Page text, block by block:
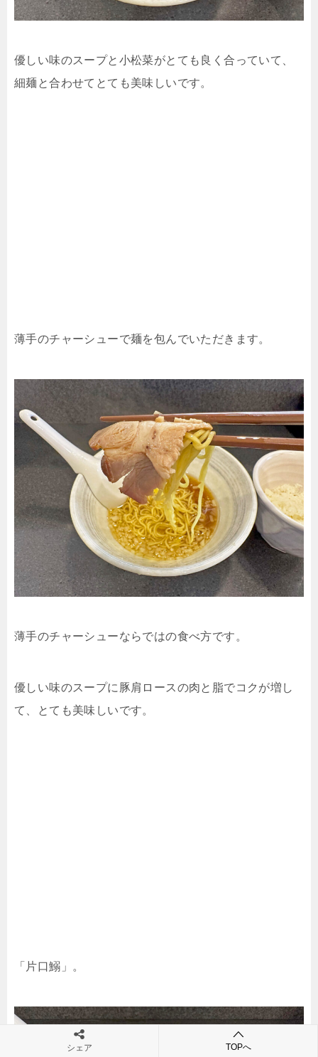
優しい味のスープと小松菜がとても良く合っていて、
細麺と合わせてとても美味しいです。
薄手のチャーシューで麺を包んでいただきます。
薄手のチャーシューならではの食べ方です。
優しい味のスープに豚肩ロースの肉と脂でコクが増し
て、とても美味しいです。
「片口鰯」。
シェア TOPへ